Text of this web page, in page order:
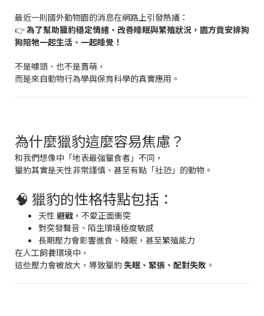
最近一則國外動物園的消息在網路上引發熱議：
👉為了幫助獵豹穩定情緒、改善睡眠與繁殖狀況，園方竟安排狗
狗陪牠一起生活、一起睡覺！
不是噱頭、也不是賣萌，
而是來自動物行為學與保育科學的真實應用。
為什麼獵豹這麼容易焦慮？
和我們想像中「地表最強獵食者」不同，
獵豹其實是天性非常謹慎、甚至有點「社恐」的動物。
🧠 獵豹的性格特點包括：
天性 避戰 ，不愛正面衝突
對突發聲音、陌生環境極度敏感
長期壓力會影響進食、睡眠，甚至繁殖能力
在人工飼養環境中，
這些壓力會被放大，導致獵豹 失眠、緊張、配對失敗 。